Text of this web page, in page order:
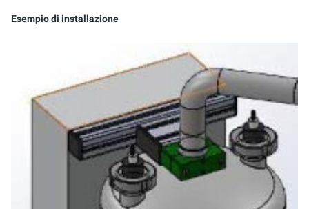
Esempio di installazione